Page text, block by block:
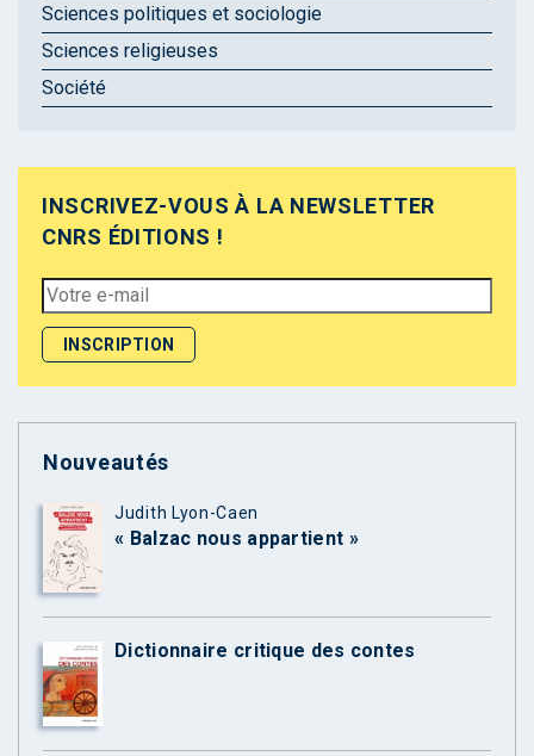
Sciences politiques et sociologie
Sciences religieuses
Société
INSCRIVEZ-VOUS À LA NEWSLETTER
CNRS ÉDITIONS !
Nouveautés
Judith Lyon-Caen
« Balzac nous appartient »
Dictionnaire critique des contes